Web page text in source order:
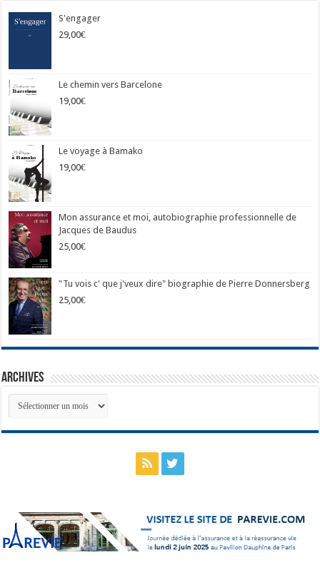
S'engager
29,00€
Le chemin vers Barcelone
19,00€
Le voyage à Bamako
19,00€
Mon assurance et moi, autobiographie professionnelle de
Jacques de Baudus
25,00€
"Tu vois c' que j'veux dire" biographie de Pierre Donnersberg
25,00€
Archives
Archives